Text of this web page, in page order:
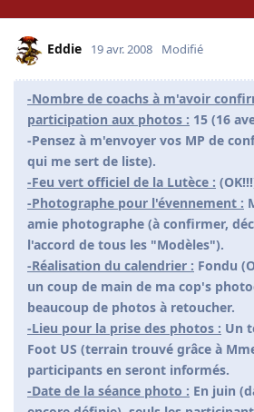
Eddie 19 avr. 2008 Modifié
-Nombre de coachs à m'avoir
participation aux photos : 15 (16
-Pensez à m'envoyer vos MP de
qui me sert de liste).
-Feu vert officiel de la Lutèce :
-Photographe pour l'évennement :
amie photographe (à confirmer,
l'accord de tous les "Modèles").
-Réalisation du calendrier : Fondu
un coup de main de ma cop's
beaucoup de photos à retoucher.
-Lieu pour la prise des photos : Un
Foot US (terrain trouvé grâce à
participants en seront informés.
-Date de la séance photo : En juin